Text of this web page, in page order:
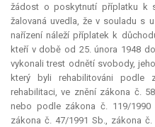
žádost o poskytnutí příplatku k
žalovaná uvedla, že v souladu s
nařízení náleží příplatek k
kteří v době od 25. února 1948
vykonali trest odnětí svobody,
který byli rehabilitováni podle
rehabilitaci, ve znění zákona č.
nebo podle zákona č. 119/
zákona č. 47/1991 Sb., zákona